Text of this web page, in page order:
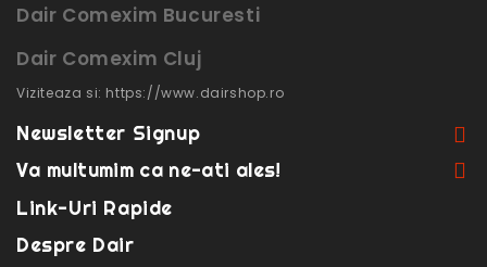
Dair Comexim Bucuresti
Dair Comexim Cluj
Viziteaza si: https://www.dairshop.ro
Newsletter Signup
Va multumim ca ne-ati ales!
Link-Uri Rapide
Despre Dair